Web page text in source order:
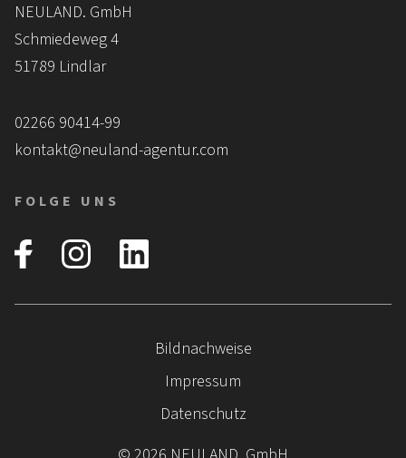
NEULAND. GmbH
Schmiedeweg 4
51789 Lindlar
02266 90414-99
kontakt@neuland-agentur.com
FOLGE UNS
Navigation
überspringen
Bildnachweise
Impressum
Datenschutz